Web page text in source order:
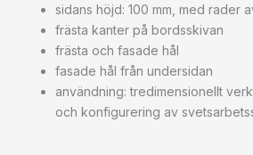
sidans höjd: 100 mm, med rader
frästa kanter på bordsskivan
frästa och fasade hål
fasade hål från undersidan
användning: tredimensionellt
och konfigurering av